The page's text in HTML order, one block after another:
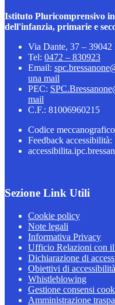
Istituto Pluricomprensivo
dell'infanzia, primarie e
Via Dante, 37 – 39042
Tel: 0472 – 830923
Email:
una mail
PEC:
mail
C.F.: 81006960215
Codice
Feedback accessibilità:
Sezione Link Utili
Cookie policy
Note legali
Informativa Privacy
Ufficio Relazioni con
Dichiarazione di
Obiettivi di accessibilità
Whistleblowing
Gestione consensi
Amministrazione